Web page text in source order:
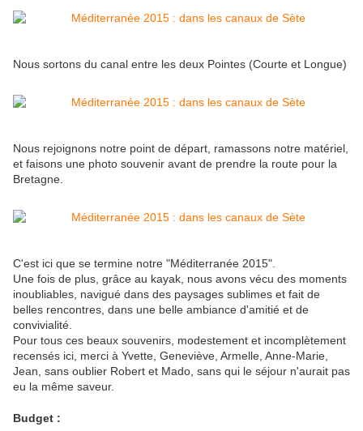
Nous sortons du canal entre les deux Pointes (Courte et Longue)
Nous rejoignons notre point de départ, ramassons notre matériel,
et faisons une photo souvenir avant de prendre la route pour la
Bretagne.
C'est ici que se termine notre "Méditerranée 2015".
Une fois de plus, grâce au kayak, nous avons vécu des moments
inoubliables, navigué dans des paysages sublimes et fait de
belles rencontres, dans une belle ambiance d'amitié et de
convivialité.
Pour tous ces beaux souvenirs, modestement et incomplètement
recensés ici, merci à Yvette, Geneviève, Armelle, Anne-Marie,
Jean, sans oublier Robert et Mado, sans qui le séjour n'aurait pas
eu la même saveur.
Budget :